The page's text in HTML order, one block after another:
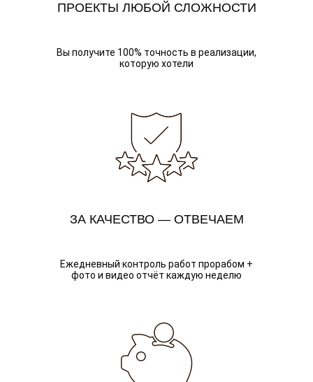
ПРОЕКТЫ ЛЮБОЙ СЛОЖНОСТИ
Вы получите 100% точность в реализации,
которую хотели
ЗА КАЧЕСТВО — ОТВЕЧАЕМ
Ежедневный контроль работ прорабом +
фото и видео отчёт каждую неделю